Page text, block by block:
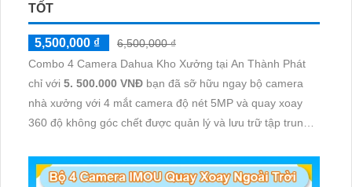
TỐT
5,500,000 ₫
6,500,000 ₫
Combo 4 Camera Dahua Kho Xưởng tại An Thành Phát
chỉ với 5. 500.000 VNĐ bạn đã sỡ hữu ngay bộ camera
nhà xưởng với 4 mắt camera độ nét 5MP và quay xoay
360 độ không góc chết được quản lý và lưu trữ tập trung